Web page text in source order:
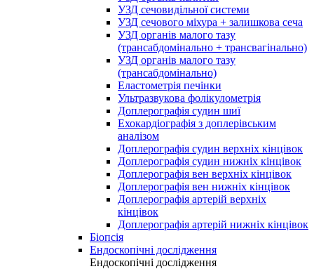
УЗД сечовидільної системи
УЗД сечового міхура + залишкова сеча
УЗД органів малого тазу
(трансабдомінально + трансвагінально)
УЗД органів малого тазу
(трансабдомінально)
Еластометрія печінки
Ультразвукова фолікулометрія
Доплерографія судин шиї
Ехокардіографія з доплерівським
аналізом
Доплерографія судин верхніх кінцівок
Доплерографія судин нижніх кінцівок
Доплерографія вен верхніх кінцівок
Доплерографія вен нижніх кінцівок
Доплерографія артерій верхніх
кінцівок
Доплерографія артерій нижніх кінцівок
Біопсія
Ендоскопічні дослідження
Ендоскопічні дослідження